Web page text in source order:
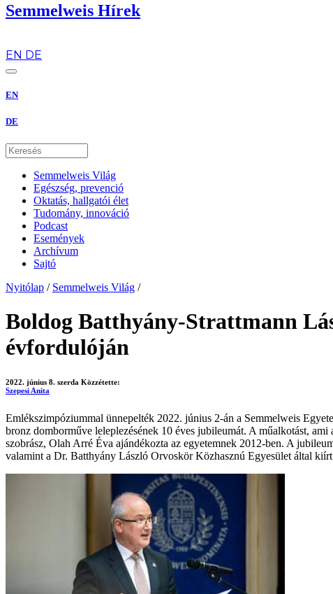
Semmelweis Hírek
EN DE
EN
DE
Semmelweis Világ
Egészség, prevenció
Oktatás, hallgatói élet
Tudomány, innováció
Podcast
Események
Archívum
Sajtó
Nyitólap / Semmelweis Világ /
Boldog Batthyány-Strattmann
évfordulóján
2022. június 8. szerda Közzétette:
Szepesi Anita
Emlékszimpóziummal ünnepelték 2022. június 2-án a Semmelweis
bronz domborműve leleplezésének 10 éves jubileumát. A műalkotást,
szobrász, Olah Arré Éva ajándékozta az egyetemnek 2012-ben. A
valamint a Dr. Batthyány László Orvoskör Közhasznú Egyesület által